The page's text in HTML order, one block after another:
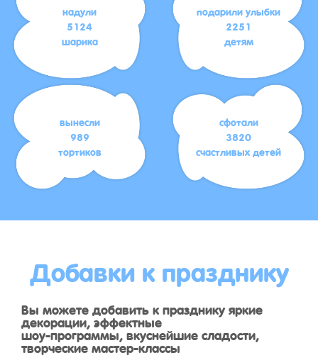
надули
5124
шарика
подарили улыбки
2251
детям
вынесли
989
тортиков
сфотали
3820
счастливых детей
Добавки к празднику
Вы можете добавить к празднику яркие
декорации, эффектные
шоу-программы, вкуснейшие сладости,
творческие мастер-классы